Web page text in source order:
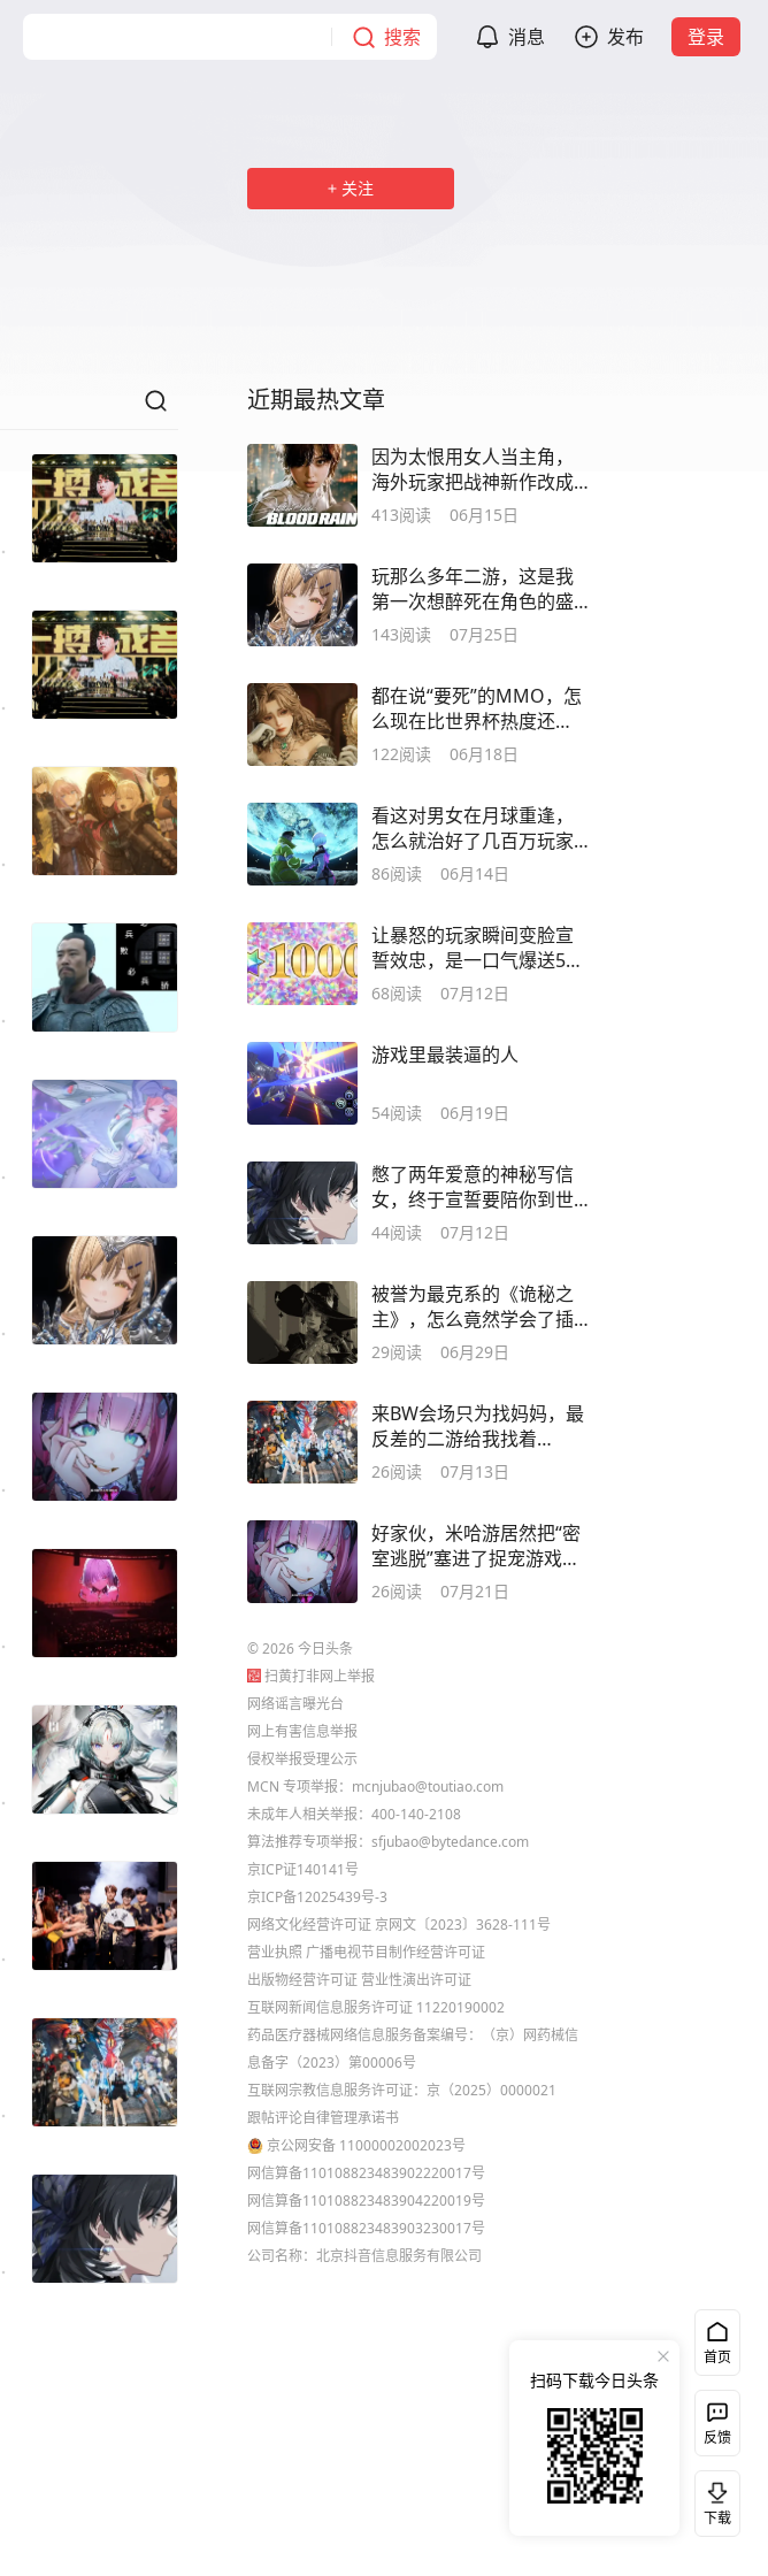
搜索 消息 发布 登录
关注
近期最热文章
因为太恨用女人当主角，
海外玩家把战神新作改成
了“山东游戏”？
413阅读 06月15日
玩那么多年二游，这是我
第一次想醉死在角色的盛
世美颜里
143阅读 07月25日
都在说“要死”的MMO，怎
么现在比世界杯热度还
高？
122阅读 06月18日
看这对男女在月球重逢，
怎么就治好了几百万玩家
破碎的灵魂？
86阅读 06月14日
让暴怒的玩家瞬间变脸宣
誓效忠，是一口气爆送500
抽的二游老资历
68阅读 07月12日
游戏里最装逼的人
54阅读 06月19日
憋了两年爱意的神秘写信
女，终于宣誓要陪你到世
界尽头
44阅读 07月12日
被誉为最克系的《诡秘之
主》，怎么竟然学会了插
秧划船穿女装？
29阅读 06月29日
来BW会场只为找妈妈，最
反差的二游给我找着
了？！
26阅读 07月13日
好家伙，米哈游居然把“密
室逃脱”塞进了捉宠游戏
里？
26阅读 07月21日
©2026今日头条
扫黄打非网上举报
网络谣言曝光台
网上有害信息举报
侵权举报受理公示
MCN 专项举报：mcnjubao@toutiao.com
未成年人相关举报：400-140-2108
算法推荐专项举报：sfjubao@bytedance.com
京ICP证140141号
京ICP备12025439号-3
网络文化经营许可证 京网文〔2023〕3628-111号
营业执照 广播电视节目制作经营许可证
出版物经营许可证 营业性演出许可证
互联网新闻信息服务许可证 11220190002
药品医疗器械网络信息服务备案编号：（京）网药械信
息备字（2023）第00006号
互联网宗教信息服务许可证：京（2025）0000021
跟帖评论自律管理承诺书
京公网安备 11000002002023号
网信算备110108823483902220017号
网信算备110108823483904220019号
网信算备110108823483903230017号
公司名称：北京抖音信息服务有限公司
首页
反馈
下载
扫码下载今日头条